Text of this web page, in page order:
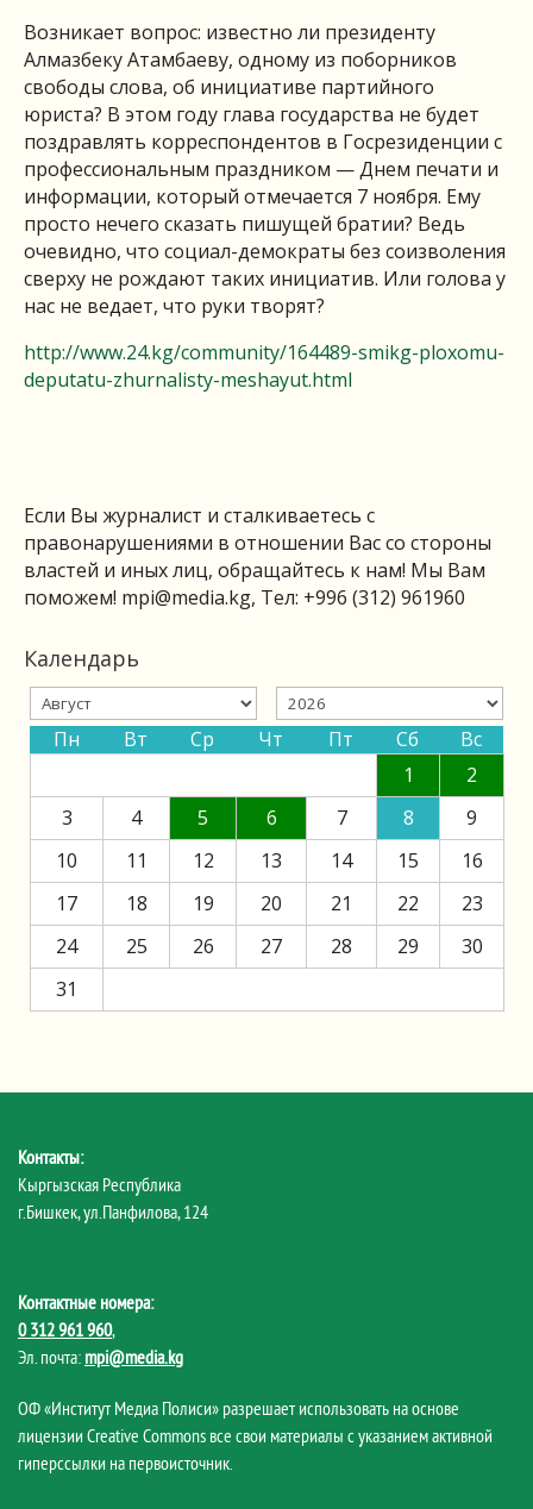
Возникает вопрос: известно ли президенту
Алмазбеку Атамбаеву, одному из поборников
свободы слова, об инициативе партийного
юриста? В этом году глава государства не будет
поздравлять корреспондентов в Госрезиденции с
профессиональным праздником — Днем печати и
информации, который отмечается 7 ноября. Ему
просто нечего сказать пишущей братии? Ведь
очевидно, что социал-демократы без соизволения
сверху не рождают таких инициатив. Или голова у
нас не ведает, что руки творят?
http://www.24.kg/community/164489-smikg-ploxomu-
deputatu-zhurnalisty-meshayut.html
Если Вы журналист и сталкиваетесь с
правонарушениями в отношении Вас со стороны
властей и иных лиц, обращайтесь к нам! Мы Вам
поможем! mpi@media.kg, Тел: +996 (312) 961960
Календарь
Пн Вт Ср Чт Пт Сб
Вс
1
2
3
4 5 6 7 8
9
10
11 12 13 14 15
16
17
18 19 20 21 22
23
24
25 26 27 28 29
30
31
Контакты:
Кыргызская Республика
г.Бишкек, ул.Панфилова, 124
Контактные номера:
0 312 961 960,
Эл. почта: mpi@media.kg
ОФ «Институт Медиа Полиси» разрешает использовать на основе
лицензии Creative Commons все свои материалы с указанием активной
гиперссылки на первоисточник.